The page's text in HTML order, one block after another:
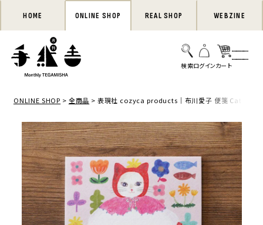
HOME ONLINE SHOP REAL SHOP WEBZINE
ONLINE SHOP 全商品 表現社 cozyca products｜布川愛子 便箋 Cat and